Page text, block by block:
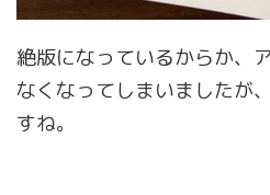
絶版になっているからか、
なくなってしまいましたが
すね。